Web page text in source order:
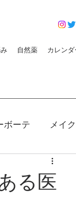
自然薬 カレンダ
ボーテ メイク
クレンジング
る医